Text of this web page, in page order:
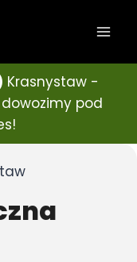
Krasnystaw -
pod